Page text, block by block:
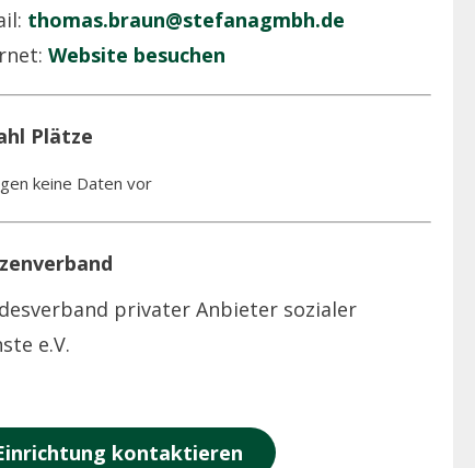
thomas.braun@stefanagmbh.de
Website besuchen
Plätze
keine Daten vor
privater Anbieter sozialer
e.V.
kontaktieren